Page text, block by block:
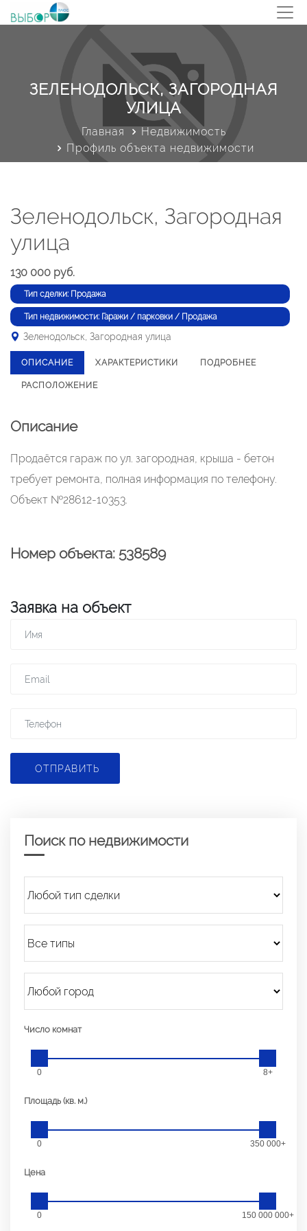
ЗЕЛЕНОДОЛЬСК, ЗАГОРОДНАЯ
УЛИЦА
Главная
Недвижимость
Профиль объекта недвижимости
Зеленодольск, Загородная
улица
130 000 руб.
Тип сделки: Продажа
Тип недвижимости: Гаражи / парковки / Продажа
Зеленодольск, Загородная улица
ОПИСАНИЕ ХАРАКТЕРИСТИКИ ПОДРОБНЕЕ
РАСПОЛОЖЕНИЕ
Описание
Продаётся гараж по ул. загородная, крыша - бетон
требует ремонта, полная информация по телефону.
Объект №28612-10353.
Номер объекта: 538589
Заявка на объект
ОТПРАВИТЬ
Поиск по недвижимости
Число комнат
0 8+
Площадь (кв. м.)
0 350 000+
Цена
0 150 000 000+